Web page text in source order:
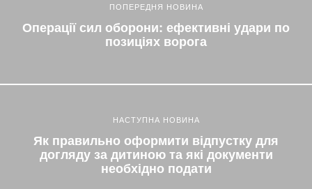
ПОПЕРЕДНЯ НОВИНА
Операції сил оборони: ефективні удари по
позиціях ворога
НАСТУПНА НОВИНА
Як правильно оформити відпустку для
догляду за дитиною та які документи
необхідно подати